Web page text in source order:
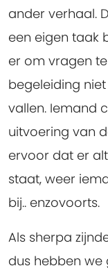
ander verhaal.
een eigen taak
er om vragen
begeleiding
vallen. Iemand
uitvoering van
ervoor dat er
staat, weer
bij.. enzovoorts.
Als sherpa
dus hebben we